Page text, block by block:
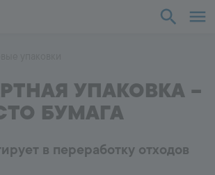
УПАКОВКА –
БУМАГА
в переработку отходов